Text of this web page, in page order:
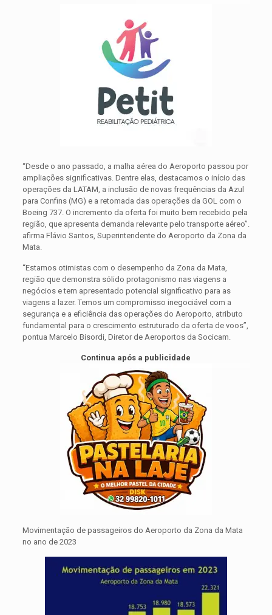
“Desde o ano passado, a malha aérea do Aeroporto passou por
ampliações significativas. Dentre elas, destacamos o início das
operações da LATAM, a inclusão de novas frequências da Azul
para Confins (MG) e a retomada das operações da GOL com o
Boeing 737. O incremento da oferta foi muito bem recebido pela
região, que apresenta demanda relevante pelo transporte aéreo”.
afirma Flávio Santos, Superintendente do Aeroporto da Zona da
Mata.
“Estamos otimistas com o desempenho da Zona da Mata,
região que demonstra sólido protagonismo nas viagens a
negócios e tem apresentado potencial significativo para as
viagens a lazer. Temos um compromisso inegociável com a
segurança e a eficiência das operações do Aeroporto, atributo
fundamental para o crescimento estruturado da oferta de voos”,
pontua Marcelo Bisordi, Diretor de Aeroportos da Socicam.
Continua após a publicidade
Movimentação de passageiros do Aeroporto da Zona da Mata
no ano de 2023